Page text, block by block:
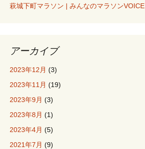
萩城下町マラソン | みんなのマラソンVOICE
アーカイブ
2023年12月 (3)
2023年11月 (19)
2023年9月 (3)
2023年8月 (1)
2023年4月 (5)
2021年7月 (9)